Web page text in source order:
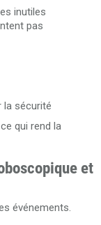
inutiles
pas
la sécurité
qui rend la
et
événements.